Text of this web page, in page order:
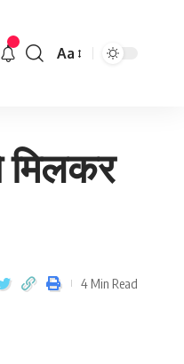
Aa
मिलकर
4 Min Read